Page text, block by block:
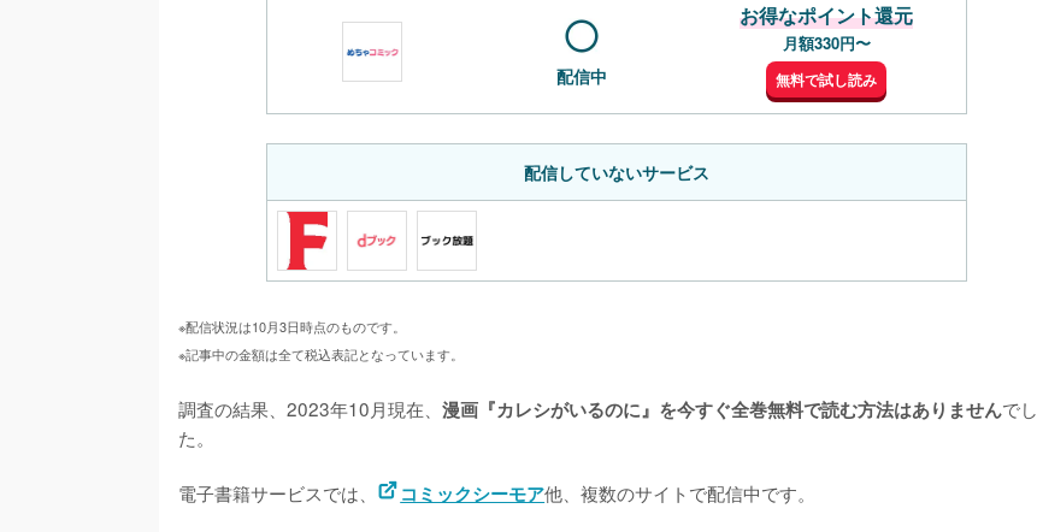
配信中
お得なポイント還元
月額330円〜
無料で試し読み
配信していないサービス
※配信状況は10月3日時点のものです。
※記事中の金額は全て税込表記となっています。
調査の結果、2023年10月現在、 漫画『カレシがいるのに』を今すぐ全巻無料で読む方法はありませんでし
た。
電子書籍サービスでは、 コミックシーモア他、複数のサイトで配信中です。